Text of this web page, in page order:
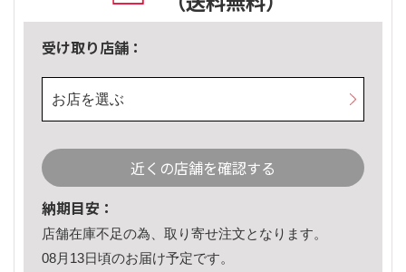
受け取り店舗：
お店を選ぶ
近くの店舗を確認する
納期目安：
店舗在庫不足の為、取り寄せ注文となります。
08月13日頃のお届け予定です。